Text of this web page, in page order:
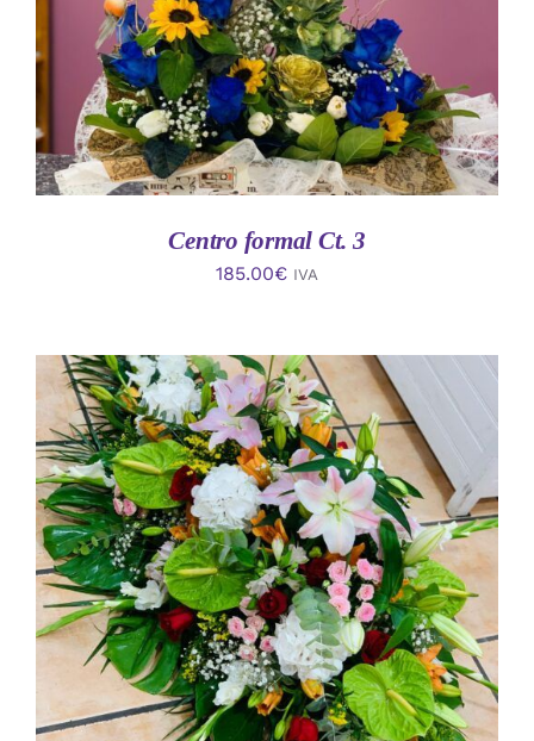
Centro formal Ct. 3
185.00€ IVA
AÑADIR AL CARRITO
/
DETALLES